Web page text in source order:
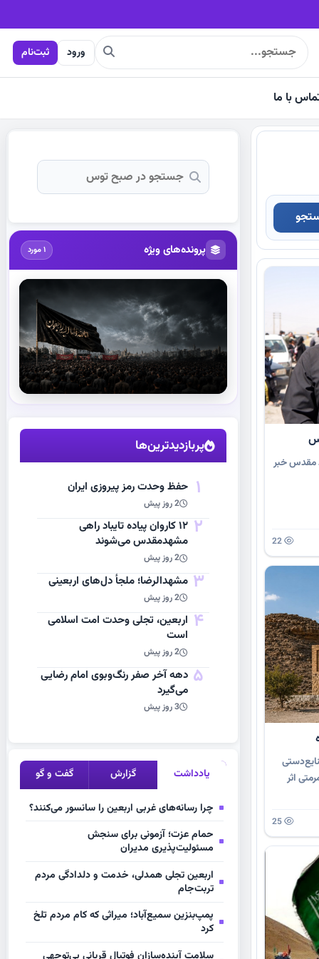
ورود ثبت‌نام
با ما
به مشهد مقدس خبر
22
اثر
25
پرونده‌های ویژه 1 مورد
مشاهده اخبار
پربازدیدترین‌ها
1 حفظ وحدت رمز پیروزی ایران
2 روز پیش
2
۱۲ کاروان پیاده تایباد راهی
مشهدمقدس می‌شوند
2 روز پیش
3 مشهد‌الرضا؛ ملجأ دل‌های اربعینی
2 روز پیش
4 اربعین، تجلی وحدت امت اسلامی
است
2 روز پیش
5 دهه آخر صفر رنگ‌وبوی امام رضایی
می‌گیرد
3 روز پیش
یادداشت گزارش گفت و گو
چرا رسانه‌های غربی اربعین را سانسور می‌کنند؟
حمام عزت؛ آزمونی برای سنجش
مسئولیت‌پذیری مدیران
اربعین تجلی همدلی، خدمت و دلدادگی مردم
تربت‌جام
پمپ‌بنزین سمیع‌آباد؛ میراثی که کام مردم تلخ
کرد
سلامت آینده‌سازان فوتبال قربانی بی‌توجهی